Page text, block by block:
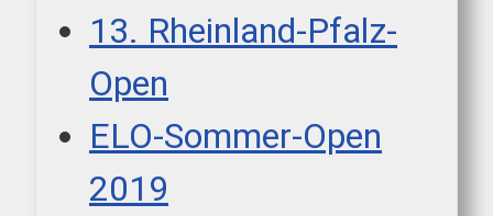
13. Rheinland-Pfalz-
Open
ELO-Sommer-Open
2019